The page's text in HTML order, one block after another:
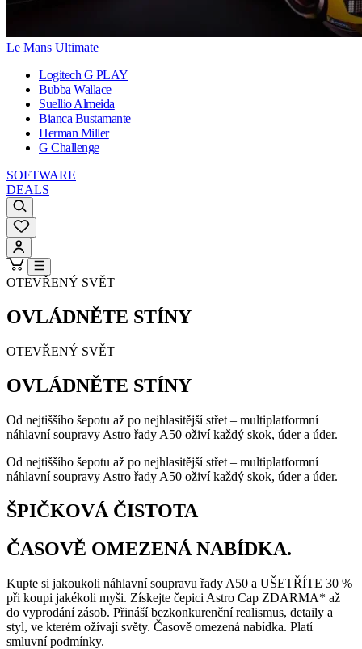
Le Mans Ultimate
Logitech G PLAY
Bubba Wallace
Suellio Almeida
Bianca Bustamante
Herman Miller
G Challenge
SOFTWARE
DEALS
OTEVŘENÝ SVĚT
OVLÁDNĚTE STÍNY
OTEVŘENÝ SVĚT
OVLÁDNĚTE STÍNY
Od nejtiššího šepotu až po nejhlasitější střet – multiplatformní
náhlavní soupravy Astro řady A50 oživí každý skok, úder a úder.
Od nejtiššího šepotu až po nejhlasitější střet – multiplatformní
náhlavní soupravy Astro řady A50 oživí každý skok, úder a úder.
ŠPIČKOVÁ ČISTOTA
ČASOVĚ OMEZENÁ NABÍDKA.
Kupte si jakoukoli náhlavní soupravu řady A50 a UŠETŘÍTE 30 %
při koupi jakékoli myši. Získejte čepici Astro Cap ZDARMA* až
do vyprodání zásob. Přináší bezkonkurenční realismus, detaily a
styl, ve kterém ožívají světy. Časově omezená nabídka. Platí
smluvní podmínky.